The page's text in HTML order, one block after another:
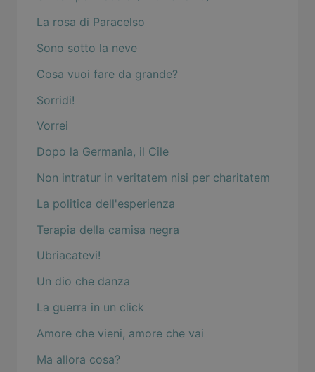
La rosa di Paracelso
Sono sotto la neve
Cosa vuoi fare da grande?
Sorridi!
Vorrei
Dopo la Germania, il Cile
Non intratur in veritatem nisi per charitatem
La politica dell'esperienza
Terapia della camisa negra
Ubriacatevi!
Un dio che danza
La guerra in un click
Amore che vieni, amore che vai
Ma allora cosa?